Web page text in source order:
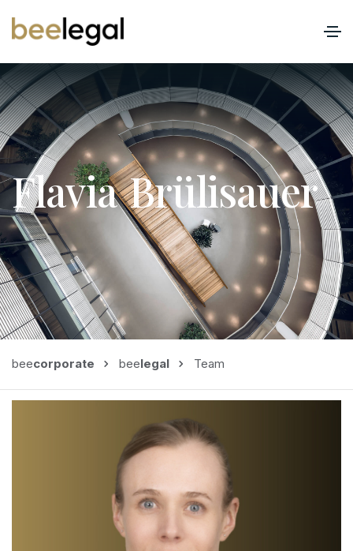
Flavia Brülisauer
beecorporate beelegal Team